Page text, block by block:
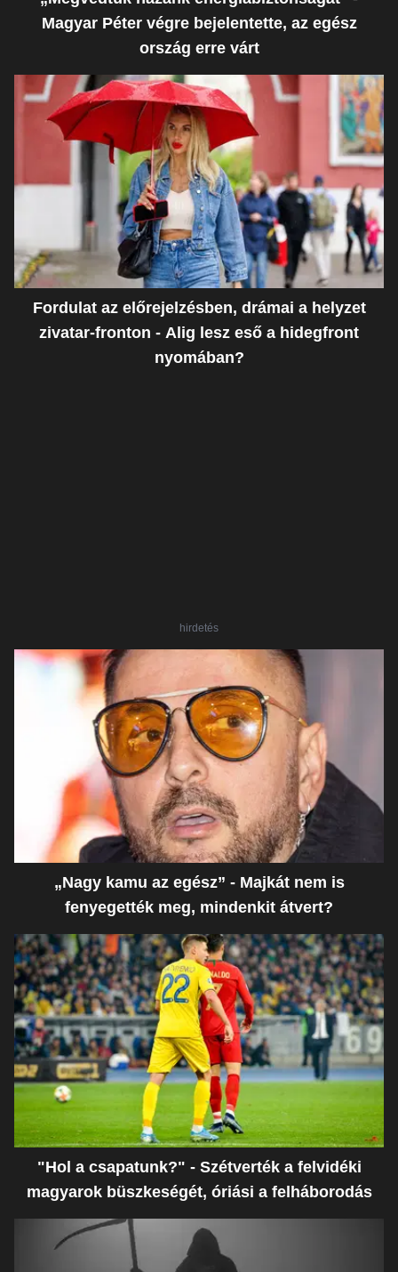
Magyar Péter végre bejelentette, az egész
ország erre várt
Fordulat az előrejelzésben, drámai a helyzet
zivatar-fronton - Alig lesz eső a hidegfront
nyomában?
hirdetés
„Nagy kamu az egész” - Majkát nem is
fenyegették meg, mindenkit átvert?
"Hol a csapatunk?" - Szétverték a felvidéki
magyarok büszkeségét, óriási a felháborodás